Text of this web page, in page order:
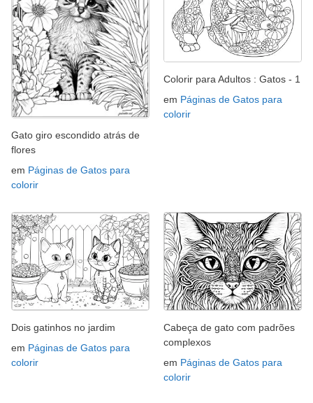
Gato giro escondido atrás de
flores
em Páginas de Gatos para
colorir
Colorir para Adultos : Gatos - 1
em Páginas de Gatos para
colorir
Dois gatinhos no jardim
em Páginas de Gatos para
colorir
Cabeça de gato com padrões
complexos
em Páginas de Gatos para
colorir